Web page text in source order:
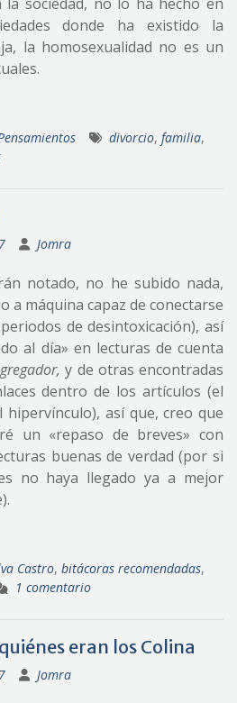
donde ha existido la
la homosexualidad no es un
divorcio, familia,
Jomra
notado, no he subido nada,
a máquina capaz de conectarse
de desintoxicación), así
al día» en lecturas de cuenta
y de otras encontradas
dentro de los artículos (el
hipervínculo), así que, creo que
un «repaso de breves» con
buenas de verdad (por si
no haya llegado ya a mejor
Castro, bitácoras recomendadas,
1 comentario
eran los Colina
Jomra